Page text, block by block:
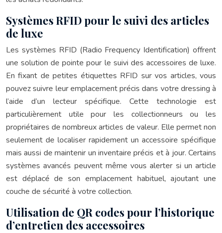
Systèmes RFID pour le suivi des articles
de luxe
Les systèmes RFID (Radio Frequency Identification) offrent
une solution de pointe pour le suivi des accessoires de luxe.
En fixant de petites étiquettes RFID sur vos articles, vous
pouvez suivre leur emplacement précis dans votre dressing à
l’aide d’un lecteur spécifique. Cette technologie est
particulièrement utile pour les collectionneurs ou les
propriétaires de nombreux articles de valeur. Elle permet non
seulement de localiser rapidement un accessoire spécifique
mais aussi de maintenir un inventaire précis et à jour. Certains
systèmes avancés peuvent même vous alerter si un article
est déplacé de son emplacement habituel, ajoutant une
couche de sécurité à votre collection.
Utilisation de QR codes pour l’historique
d’entretien des accessoires